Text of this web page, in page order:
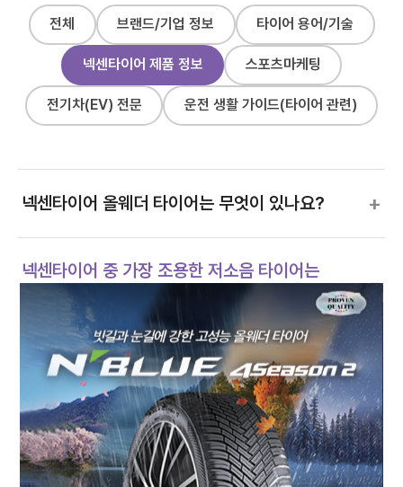
전체 브랜드/기업 정보 타이어 용어/기술
넥센타이어 제품 정보 스포츠마케팅
전기차(EV) 전문 운전 생활 가이드(타이어 관련)
넥센타이어 올웨더 타이어는 무엇이 있나요? +
넥센타이어 중 가장 조용한 저소음 타이어는
무엇인가요?
−
넥센타이어 라인업 중 가장 뛰어난 정숙성을 자랑하는 모델은
프리미엄 컴포트 타이어인 N'FERA Supreme(EV ROOT)
입니다. 조용함의 비결은 넥센의 소음 저감 기술에 있습니다.
1. 폼 인사이드 기술: 타이어 내벽에 흡음재(NRS)를 적용하여
소음을 11% 감소시켜 최상의 승차감과 저소음 성능을
제공합니다.